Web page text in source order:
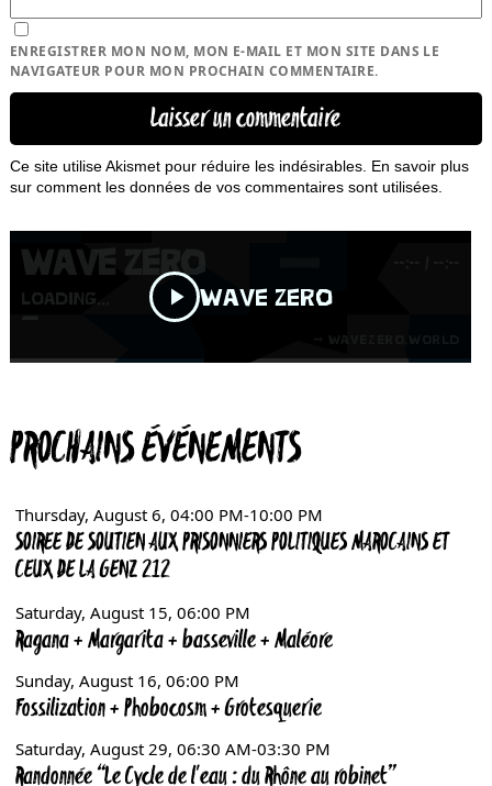
ENREGISTRER MON NOM, MON E-MAIL ET MON SITE DANS LE
NAVIGATEUR POUR MON PROCHAIN COMMENTAIRE.
Ce site utilise Akismet pour réduire les indésirables. En savoir plus
sur comment les données de vos commentaires sont utilisées.
PROCHAINS ÉVÉNEMENTS